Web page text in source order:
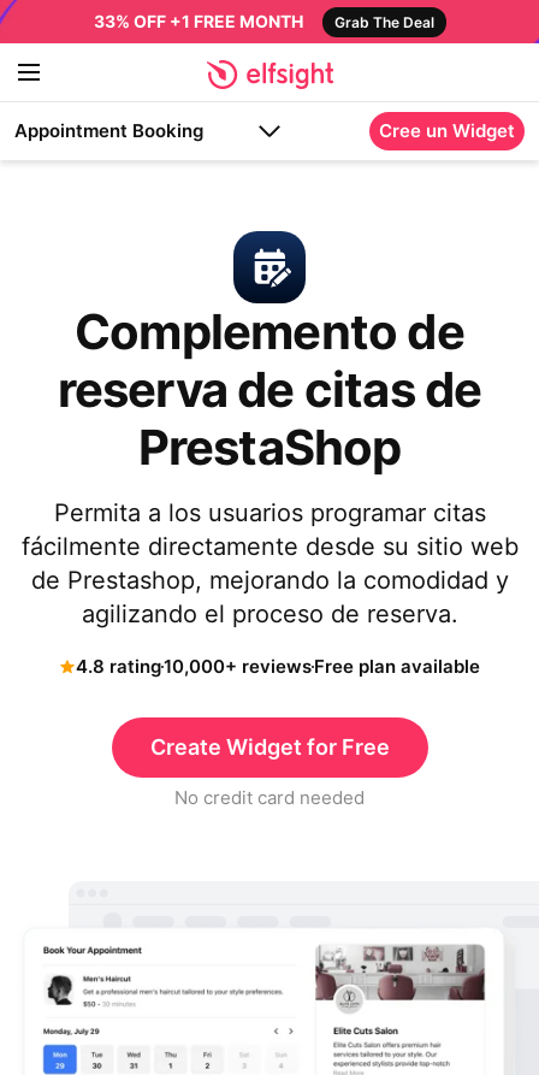
33% OFF +1 FREE MONTH Grab The Deal
Appointment Booking Cree un Widget
Complemento de
reserva de citas de
PrestaShop
Permita a los usuarios programar citas
fácilmente directamente desde su sitio web
de Prestashop, mejorando la comodidad y
agilizando el proceso de reserva.
4.8 rating10,000+ reviewsFree plan available
Create Widget for Free
No credit card needed